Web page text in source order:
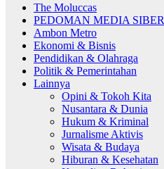
The Moluccas
PEDOMAN MEDIA SIBER
Ambon Metro
Ekonomi & Bisnis
Pendidikan & Olahraga
Politik & Pemerintahan
Lainnya
Opini & Tokoh Kita
Nusantara & Dunia
Hukum & Kriminal
Jurnalisme Aktivis
Wisata & Budaya
Hiburan & Kesehatan